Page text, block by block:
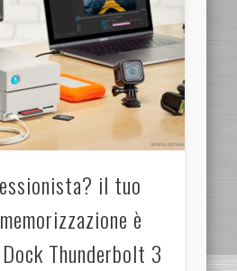
il tuo
è
Thunderbolt 3